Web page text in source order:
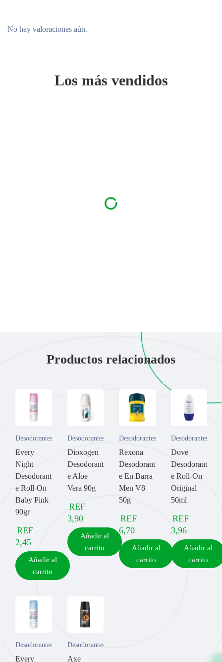
No hay valoraciones aún.
Los más vendidos
Productos relacionados
Desodorantes
Every
Night
Desodorant
e Roll-On
Baby Pink
90gr
REF
2,45
Añadir al
carrito
Desodorantes
Dioxogen
Desodorant
e Aloe
Vera 90g
REF
3,90
Añadir al
carrito
Desodorantes
Rexona
Desodorant
e En Barra
Men V8
50g
REF
6,70
Añadir al
carrito
Desodorantes
Dove
Desodorant
e Roll-On
Original
50ml
REF
3,96
Añadir al
carrito
Desodorantes
Every
Desodorantes
Axe